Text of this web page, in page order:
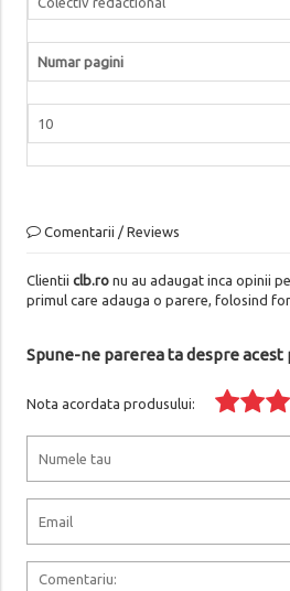
Numar pagini
10
Comentarii / Reviews
Clientii clb.ronu au adaugat inca opinii
primul care adauga o parere, folosind
Spune-ne parerea ta despre acest
Nota acordata produsului: